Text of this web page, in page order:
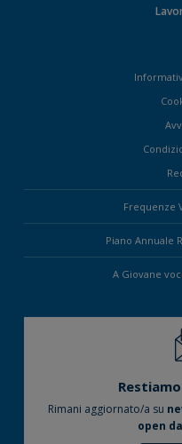
Frequenze
Piano Annuale
A Giovane
Rimani aggiornato/a su
open